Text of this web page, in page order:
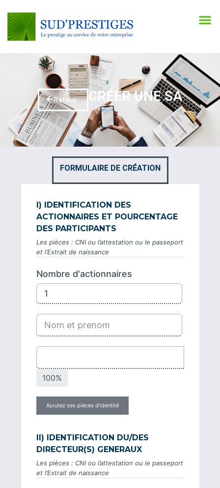
Retour CRÉER UNE SA
FORMULAIRE DE CRÉATION
I) IDENTIFICATION DES
ACTIONNAIRES ET POURCENTAGE
DES PARTICIPANTS
Les pièces : CNI ou l’attestation ou le passeport
et l’Extrait de naissance
Nombre d'actionnaires
100%
Ajoutez ses pièces d'identité
II) IDENTIFICATION DU/DES
DIRECTEUR(S) GENERAUX
Les pièces : CNI ou l’attestation ou le passeport
et l’Extrait de naissance